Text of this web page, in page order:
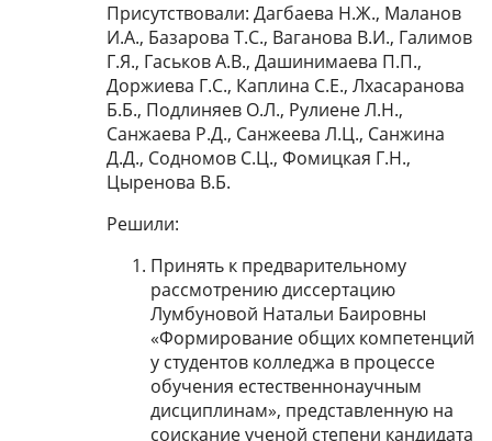
Присутствовали: Дагбаева Н.Ж., Маланов
И.А., Базарова Т.С., Ваганова В.И., Галимов
Г.Я., Гаськов А.В., Дашинимаева П.П.,
Доржиева Г.С., Каплина С.Е., Лхасаранова
Б.Б., Подлиняев О.Л., Рулиене Л.Н.,
Санжаева Р.Д., Санжеева Л.Ц., Санжина
Д.Д., Содномов С.Ц., Фомицкая Г.Н.,
Цыренова В.Б.
Решили:
Принять к предварительному
рассмотрению диссертацию
Лумбуновой Натальи Баировны
«Формирование общих компетенций
у студентов колледжа в процессе
обучения естественнонаучным
дисциплинам», представленную на
соискание ученой степени кандидата